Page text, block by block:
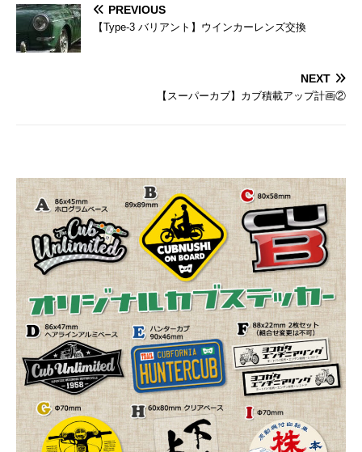
PREVIOUS
【Type-3 バリアント】ウインカーレンズ交換
NEXT
【スーパーカブ】カブ積載アップ計画②